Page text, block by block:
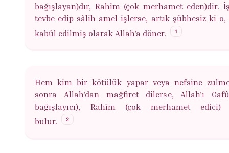
bağışlayan)dır, Rahîm (çok merhamet eden)dir.
tevbe edip sâlih amel işlerse, artık şübhesiz ki o,
kabûl edilmiş olarak Allah'a döner.
1
Hem kim bir kötülük yapar veya nefsine
sonra Allah'dan mağfiret dilerse, Allah'ı
bağışlayıcı), Rahîm (çok merhamet edici)
bulur.
2